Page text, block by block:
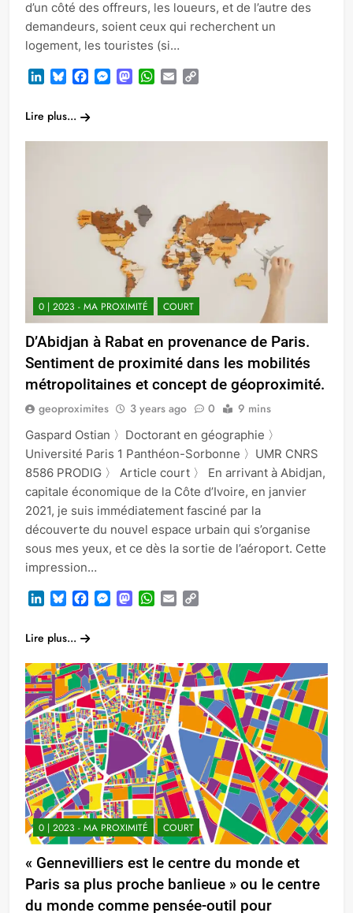
d’un côté des offreurs, les loueurs, et de l’autre des
demandeurs, soient ceux qui recherchent un
logement, les touristes (si…
LinkedInBlueskyFacebook
Messenger
Mastodon
WhatsApp
Email
Lire plus...
0 | 2023 - MA PROXIMITÉ COURT
D’Abidjan à Rabat en provenance de Paris.
Sentiment de proximité dans les mobilités
métropolitaines et concept de géoproximité.
geoproximites 3 years ago 0 9 mins
Gaspard Ostian 〉Doctorant en géographie 〉
Université Paris 1 Panthéon-Sorbonne 〉UMR CNRS
8586 PRODIG 〉 Article court 〉 En arrivant à Abidjan,
capitale économique de la Côte d’Ivoire, en janvier
2021, je suis immédiatement fasciné par la
découverte du nouvel espace urbain qui s’organise
sous mes yeux, et ce dès la sortie de l’aéroport. Cette
impression…
LinkedInBlueskyFacebook
Messenger
Mastodon
WhatsApp
Email
Lire plus...
0 | 2023 - MA PROXIMITÉ COURT
« Gennevilliers est le centre du monde et
Paris sa plus proche banlieue » ou le centre
du monde comme pensée-outil pour